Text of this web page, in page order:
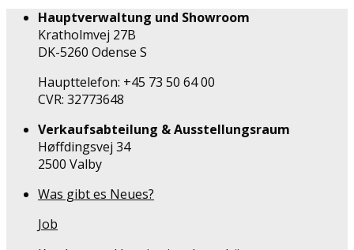
Hauptverwaltung und Showroom
Kratholmvej 27B
DK-5260 Odense S
Haupttelefon: +45 73 50 64 00
CVR: 32773648
Verkaufsabteilung & Ausstellungsraum
Høffdingsvej 34
2500 Valby
Was gibt es Neues?
Job